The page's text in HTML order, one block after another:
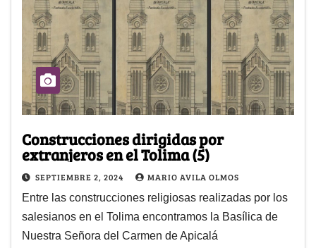
Construcciones dirigidas por
extranjeros en el Tolima (5)
SEPTIEMBRE 2, 2024 MARIO AVILA OLMOS
Entre las construcciones religiosas realizadas por los
salesianos en el Tolima encontramos la Basílica de
Nuestra Señora del Carmen de Apicalá